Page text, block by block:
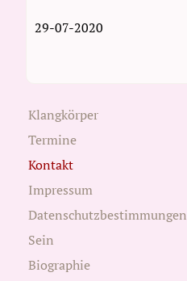
29-07-2020
Klangkörper
Termine
Kontakt
Impressum
Datenschutzbestimmungen
Sein
Biographie